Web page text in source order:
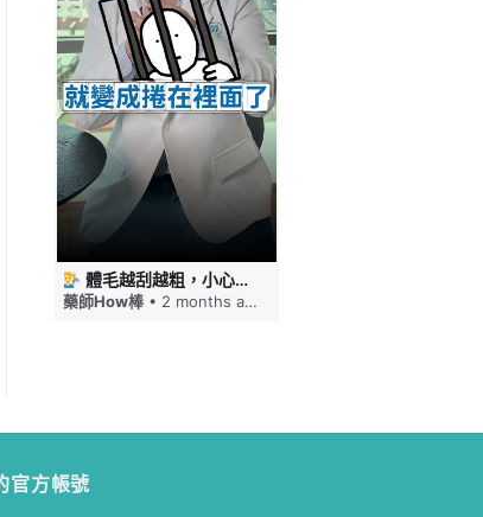
體毛越刮越粗，小心毛髮倒插！刮毛這幾件事要注意 #藥師HOW棒
藥師How棒 • 2 months ago
官方帳號